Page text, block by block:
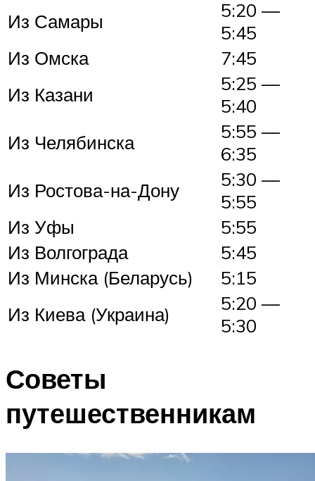
Из Самары
5:20 —
5:45
Из Омска
7:45
Из Казани
5:25 —
5:40
Из Челябинска
5:55 —
6:35
Из Ростова-на-Дону
5:30 —
5:55
Из Уфы
5:55
Из Волгограда
5:45
Из Минска (Беларусь)
5:15
Из Киева (Украина)
5:20 —
5:30
Советы
путешественникам